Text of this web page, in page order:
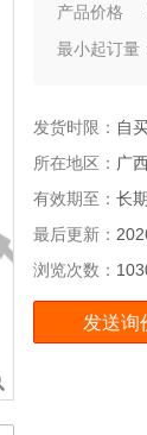
产品价格
最小起订量
发货时限： 自
所在地区： 广
有效期至： 长
最后更新：
浏览次数：